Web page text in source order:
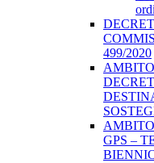
499/2020
GPS –